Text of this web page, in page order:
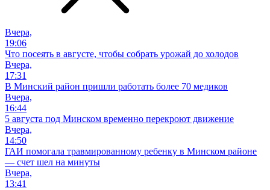
Вчера,
19:06
Что посеять в августе, чтобы собрать урожай до холодов
Вчера,
17:31
В Минский район пришли работать более 70 медиков
Вчера,
16:44
5 августа под Минском временно перекроют движение
Вчера,
14:50
ГАИ помогала травмированному ребенку в Минском районе
— счет шел на минуты
Вчера,
13:41